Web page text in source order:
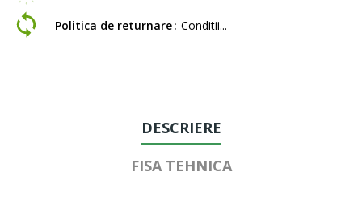
Politica de returnare Conditii...
DESCRIERE
FISA TEHNICA